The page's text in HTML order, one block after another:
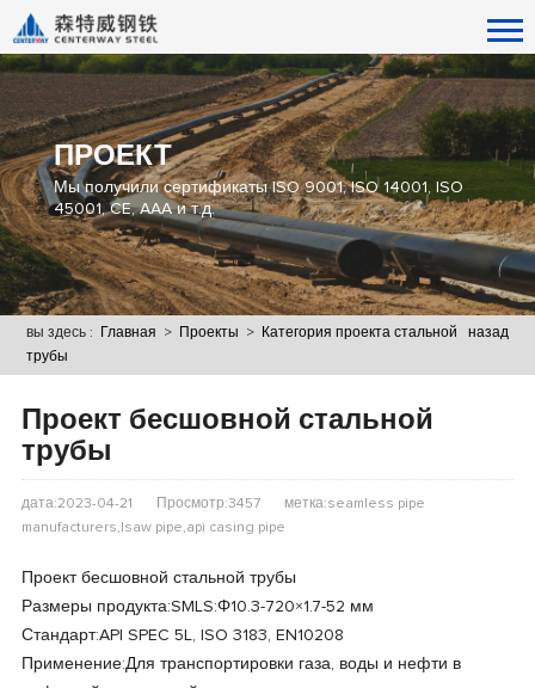
ПРОЕКТ
Мы получили сертификаты ISO 9001, ISO 14001, ISO
45001, CE, AAA и т.д.
назад
вы здесь : Главная > Проекты >
Категория проекта стальной
трубы
Проект бесшовной стальной
трубы
дата:2023-04-21 Просмотр:3457
метка:seamless pipe
manufacturers,lsaw pipe,api casing pipe
Проект бесшовной стальной трубы
Размеры продукта:SMLS:Φ10.3-720×1.7-52 мм
Стандарт:API SPEC 5L, ISO 3183, EN10208
Применение:Для транспортировки газа, воды и нефти в